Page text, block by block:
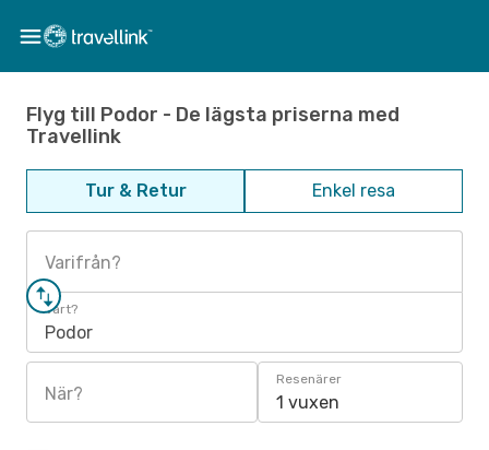
Flyg till Podor - De lägsta priserna med
Travellink
Tur & Retur Enkel resa
Varifrån?
Vart?
Podor
När?
Resenärer
1 vuxen